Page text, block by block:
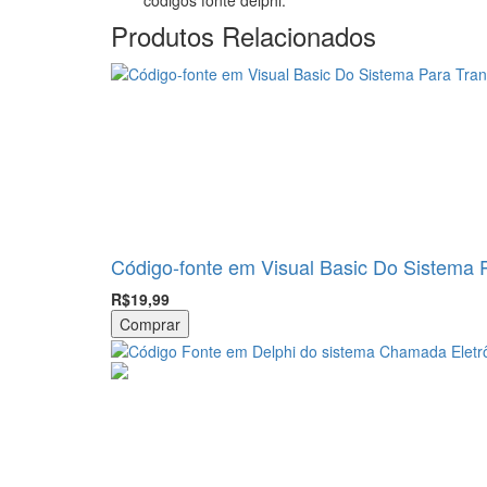
Produtos Relacionados
Código-fonte em Visual Basic Do Sistema
R$19,99
Comprar